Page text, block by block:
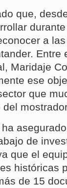
que,
a
Entre
Maridaje
ese
que
del
de
que el
históricas
de 15